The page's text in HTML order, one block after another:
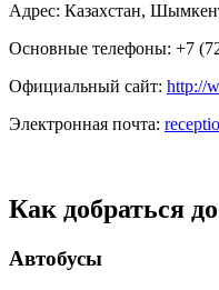
Адрес: Казахстан,
Основные телефоны: +7
Официальный сайт: http://
Электронная почта:
Как добраться
Автобусы